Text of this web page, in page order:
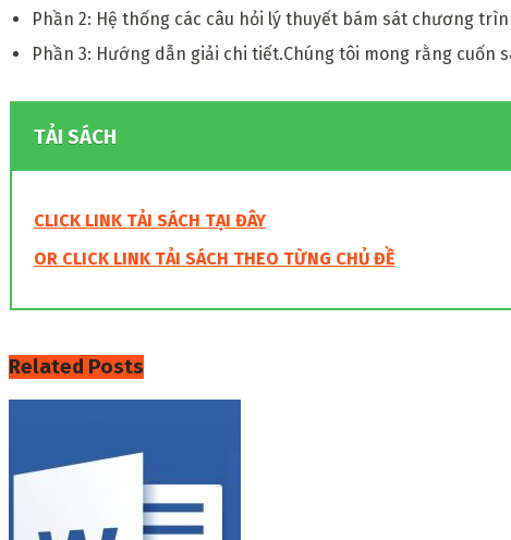
Phần 2: Hệ thống các câu hỏi lý thuyết bám sát chương
Phần 3: Hướng dẫn giải chi tiết.Chúng tôi mong rằng
TẢI SÁCH
CLICK LINK TẢI SÁCH TẠI ĐÂY
OR CLICK LINK TẢ I SÁCH THEO TỪNG CHỦ ĐỀ
Related Posts